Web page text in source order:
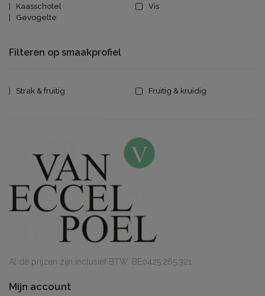
Kaasschotel
Vis
Gevogelte
Filteren op smaakprofiel
Strak & fruitig Fruitig & kruidig
Al de prijzen zijn inclusief BTW. BE0425.265.321
Mijn account